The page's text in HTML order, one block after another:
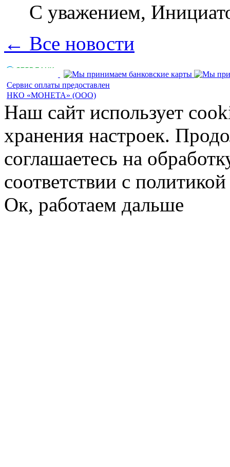
С уважением,
← Все новости
Сервис оплаты предоставлен
НКО «МОНЕТА» (ООО)
Наш сайт использует
хранения настроек.
соглашаетесь на
соответствии с
Ок, работаем дальше